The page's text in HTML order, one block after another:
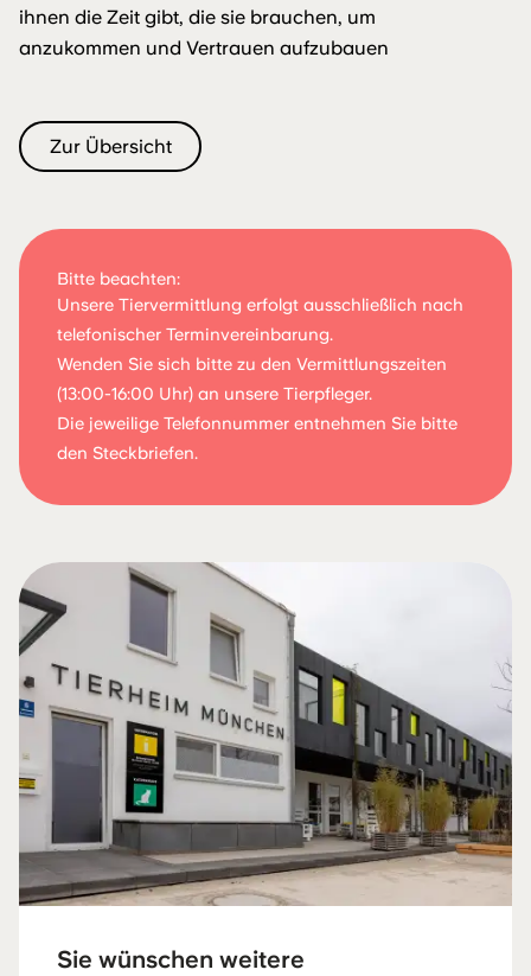
ihnen die Zeit gibt, die sie brauchen, um
anzukommen und Vertrauen aufzubauen
Zur Übersicht
Bitte beachten:
Unsere Tiervermittlung erfolgt ausschließlich nach
telefonischer Terminvereinbarung.
Wenden Sie sich bitte zu den Vermittlungszeiten
(13:00-16:00 Uhr) an unsere Tierpfleger.
Die jeweilige Telefonnummer entnehmen Sie bitte
den Steckbriefen.
Sie wünschen weitere